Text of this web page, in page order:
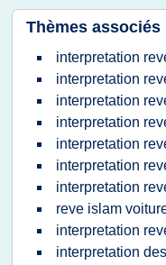
Thèmes associés
interpretation
interpretation
interpretation
interpretation
interpretation
interpretation
interpretation
reve islam
interpretation
interpretation